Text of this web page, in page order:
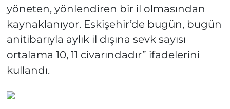
yöneten, yönlendiren bir il olmasından
kaynaklanıyor. Eskişehir’de bugün, bugün
anitibarıyla aylık il dışına sevk sayısı
ortalama 10, 11 civarındadır” ifadelerini
kullandı.